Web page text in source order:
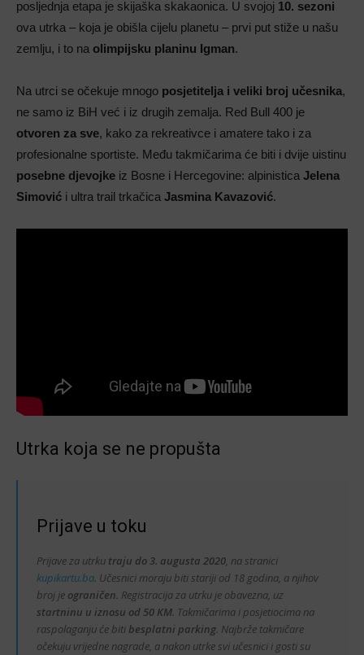
posljednja etapa je skijaška skakaonica. U svojoj 10. sezoni
ova utrka – koja je obišla cijelu planetu – prvi put stiže u našu
zemlju, i to na olimpijsku planinu Igman.
Na utrci se očekuje mnogo posjetitelja i veliki broj učesnika,
ne samo iz BiH već i iz drugih zemalja. Red Bull 400 je
otvoren za sve, kako za rekreativce i amatere tako i za
profesionalne sportiste. Među takmičarima će biti i dvije uistinu
posebne djevojke iz Bosne i Hercegovine: alpinistica Jelena
Simović i ultra trail trkačica Jasmina Kavazović.
Utrka koja se ne propušta
Prijave u toku
Prijave za utrku traju do 3. augusta 2020, na stranici
kupikartu.ba. Učesnici moraju biti stariji od 18 godina, a njihov
broj je ograničen. Registracija za utrku je obavezna, uz
startninu u iznosu od 50 KM. Takmičarima i posjetiocima na
raspolaganju će biti besplatni parking. Najbrže takmičare
očekuju vrijedne nagrade, a nakon utrke svi učesnici i gosti su